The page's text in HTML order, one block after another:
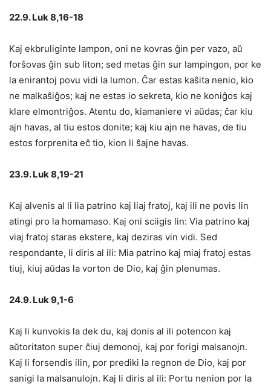
22.9. Luk 8,16-18
Kaj ekbruliginte lampon, oni ne kovras ĝin per vazo, aŭ
forŝovas ĝin sub liton; sed metas ĝin sur lampingon, por ke
la enirantoj povu vidi la lumon. Ĉar estas kaŝita nenio, kio
ne malkaŝiĝos; kaj ne estas io sekreta, kio ne koniĝos kaj
klare elmontriĝos. Atentu do, kiamaniere vi aŭdas; ĉar kiu
ajn havas, al tiu estos donite; kaj kiu ajn ne havas, de tiu
estos forprenita eĉ tio, kion li ŝajne havas.
23.9. Luk 8,19-21
Kaj alvenis al li lia patrino kaj liaj fratoj, kaj ili ne povis lin
atingi pro la homamaso. Kaj oni sciigis lin: Via patrino kaj
viaj fratoj staras ekstere, kaj deziras vin vidi. Sed
respondante, li diris al ili: Mia patrino kaj miaj fratoj estas
tiuj, kiuj aŭdas la vorton de Dio, kaj ĝin plenumas.
24.9. Luk 9,1-6
Kaj li kunvokis la dek du, kaj donis al ili potencon kaj
aŭtoritaton super ĉiuj demonoj, kaj por forigi malsanojn.
Kaj li forsendis ilin, por prediki la regnon de Dio, kaj por
sanigi la malsanulojn. Kaj li diris al ili: Portu nenion por la